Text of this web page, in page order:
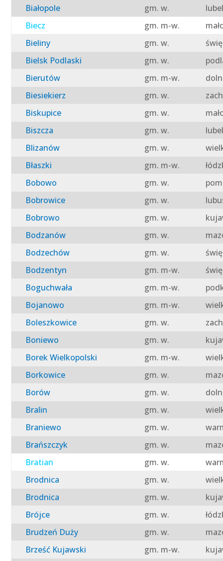
Białopole
gm. w.
Biecz
gm. m-w.
Bieliny
gm. w.
Bielsk Podlaski
gm. w.
Bierutów
gm. m-w.
Biesiekierz
gm. w.
Biskupice
gm. w.
Biszcza
gm. w.
Blizanów
gm. w.
Błaszki
gm. m-w.
Bobowo
gm. w.
Bobrowice
gm. w.
Bobrowo
gm. w.
Bodzanów
gm. w.
Bodzechów
gm. w.
Bodzentyn
gm. m-w.
Boguchwała
gm. m-w.
Bojanowo
gm. m-w.
Boleszkowice
gm. w.
Boniewo
gm. w.
Borek Wielkopolski
gm. m-w.
Borkowice
gm. w.
Borów
gm. w.
Bralin
gm. w.
Braniewo
gm. w.
Brańszczyk
gm. w.
Bratian
gm. w.
Brodnica
gm. w.
Brodnica
gm. w.
Brójce
gm. w.
Brudzeń Duży
gm. w.
Brześć Kujawski
gm. m-w.